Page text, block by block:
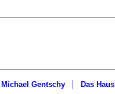
Michael Gentschy Das Haus